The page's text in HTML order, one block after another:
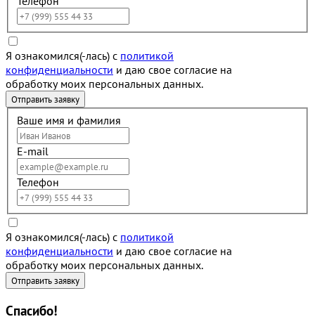
Я ознакомился(-лась) с политикой
конфиденциальности и даю свое согласие на
обработку моих персональных данных.
Ваше имя и фамилия
E-mail
Телефон
Я ознакомился(-лась) с политикой
конфиденциальности и даю свое согласие на
обработку моих персональных данных.
Спасибо!